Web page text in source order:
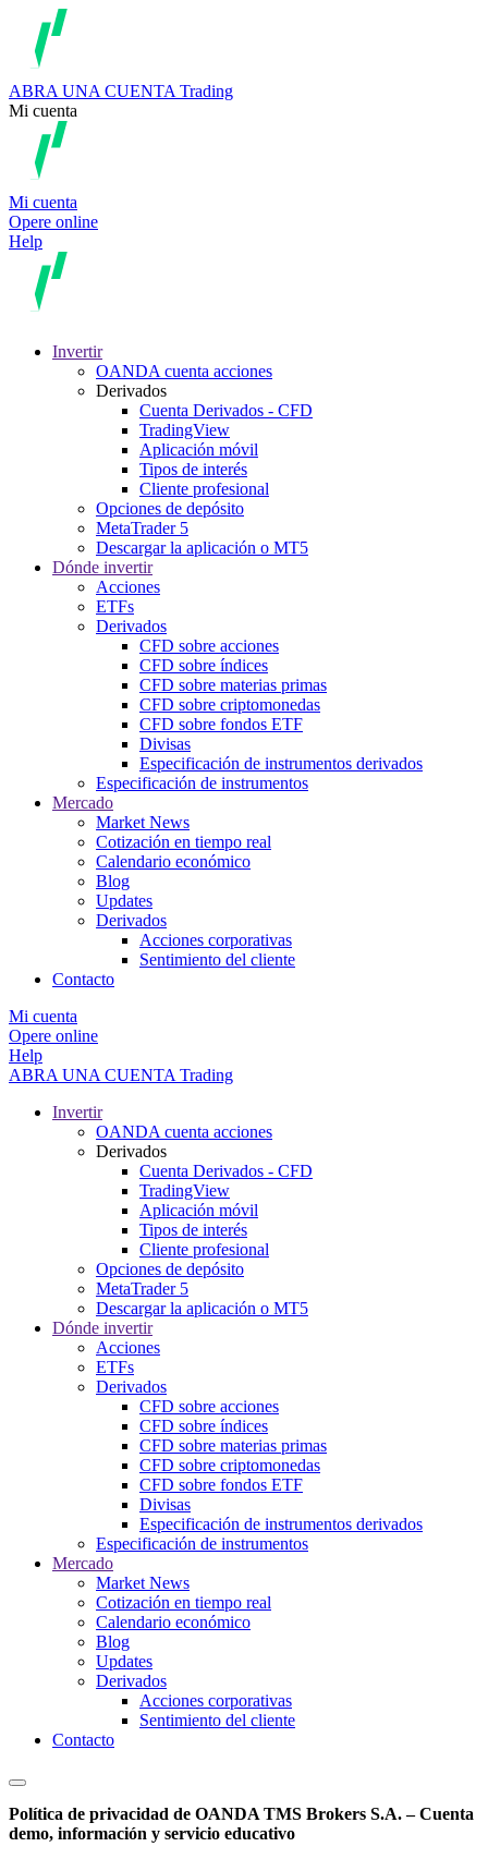
ABRA UNA CUENTA Trading
Mi cuenta
Mi cuenta
Opere online
Help
Invertir
OANDA cuenta acciones
Derivados
Cuenta Derivados - CFD
TradingView
Aplicación móvil
Tipos de interés
Cliente profesional
Opciones de depósito
MetaTrader 5
Descargar la aplicación o MT5
Dónde invertir
Acciones
ETFs
Derivados
CFD sobre acciones
CFD sobre índices
CFD sobre materias primas
CFD sobre criptomonedas
CFD sobre fondos ETF
Divisas
Especificación de instrumentos derivados
Especificación de instrumentos
Mercado
Market News
Cotización en tiempo real
Calendario económico
Blog
Updates
Derivados
Acciones corporativas
Sentimiento del cliente
Contacto
Mi cuenta
Opere online
Help
ABRA UNA CUENTA Trading
Invertir
OANDA cuenta acciones
Derivados
Cuenta Derivados - CFD
TradingView
Aplicación móvil
Tipos de interés
Cliente profesional
Opciones de depósito
MetaTrader 5
Descargar la aplicación o MT5
Dónde invertir
Acciones
ETFs
Derivados
CFD sobre acciones
CFD sobre índices
CFD sobre materias primas
CFD sobre criptomonedas
CFD sobre fondos ETF
Divisas
Especificación de instrumentos derivados
Especificación de instrumentos
Mercado
Market News
Cotización en tiempo real
Calendario económico
Blog
Updates
Derivados
Acciones corporativas
Sentimiento del cliente
Contacto
Política de privacidad de OANDA TMS Brokers S.A. – Cuenta
demo, información y servicio educativo